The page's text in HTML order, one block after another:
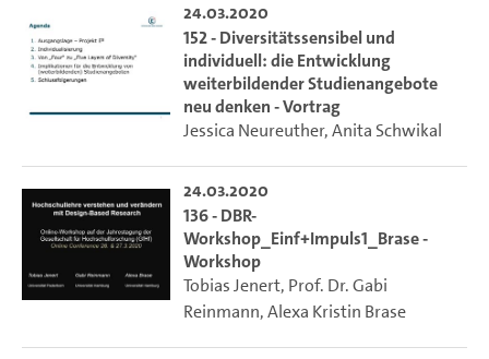
24.03.2020
152 - Diversitätssensibel und
individuell: die Entwicklung
weiterbildender Studienangebote
neu denken - Vortrag
Jessica Neureuther,Anita Schwikal
24.03.2020
136 - DBR-
Workshop_Einf+Impuls1_Brase -
Workshop
Tobias Jenert, Prof. Dr. Gabi
Reinmann,Alexa Kristin Brase